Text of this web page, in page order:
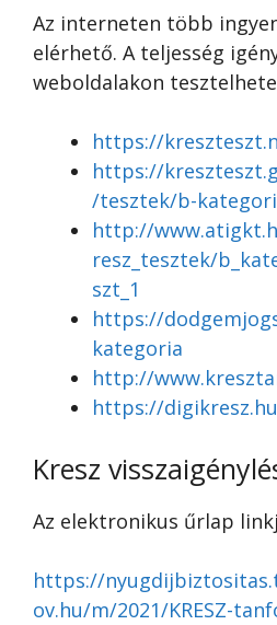
Az interneten több
elérhető. A teljesség
weboldalakon
https://
https://
/tesztek/b-
http://
resz_tesztek/
szt_1
https://
kategoria
http://
https://
Kresz
Az elektronikus űrlap
https://
ov.hu/m/2021/KRESZ-